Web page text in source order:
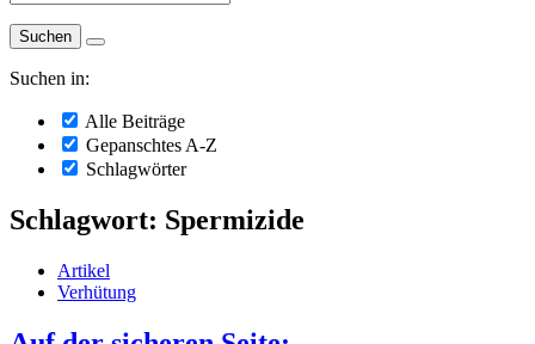
Suchen in:
Alle Beiträge
Gepanschtes A-Z
Schlagwörter
Schlagwort: Spermizide
Artikel
Verhütung